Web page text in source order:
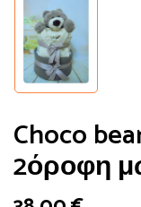
Choco
2όροφη